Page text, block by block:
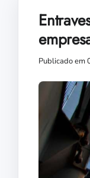
Publicado